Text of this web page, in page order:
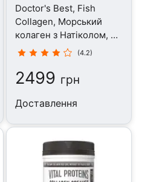
Doctor's Best, Fish
Collagen, Морський
колаген з Натіколом, 30
стіків
(4.2)
2499 грн
Доставлення